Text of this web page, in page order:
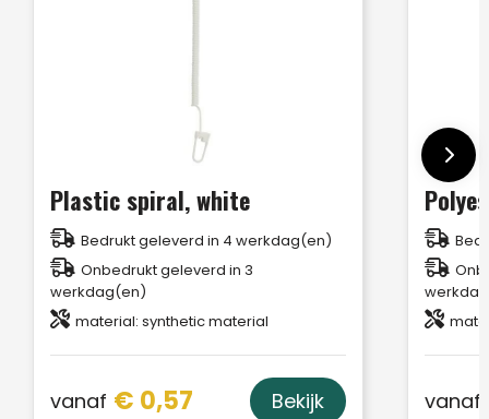
Plastic spiral, white
Bedrukt geleverd in 4 werkdag(en)
Onbedrukt geleverd in 3
werkdag(en)
material: synthetic material
vanaf € 0,57 Bekijk vanaf